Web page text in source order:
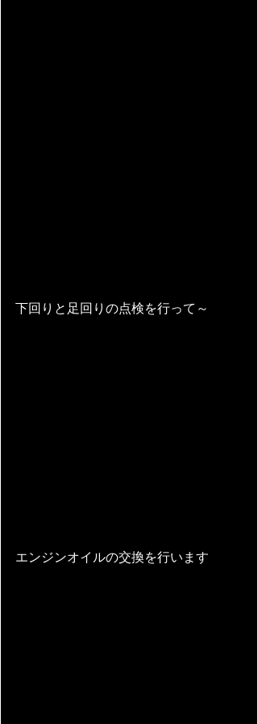
下回りと足回りの点検を行って～
エンジンオイルの交換を行います